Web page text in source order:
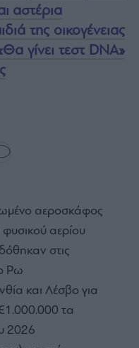
αστέρια
της οικογένειας
γίνει τεστ DNA»
αεροσκάφος
αερίου
στις
Ρω
και Λέσβο για
τα
2026